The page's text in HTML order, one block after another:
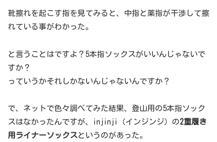
靴擦れを起こす指を見てみると、中指と薬指が干渉して擦
れている事がわかった。
と言うことはですよ？5本指ソックスがいいんじゃないで
すか？
っていうかそれしかないんじゃないんですか？
で、ネットで色々調べてみた結果、登山用の5本指ソック
スはなかったんですが、injinji（インジンジ）の2重履き
用ライナーソックスというのがあった。